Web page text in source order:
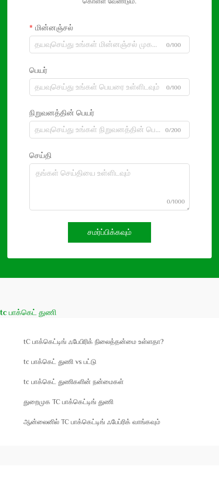
மின்னஞ்சல்
0/100
பெயர்
0/100
நிறுவனத்தின் பெயர்
0/200
செய்தி
0/1000
சமர்ப்பிக்கவும்
tc பாக்கெட் துணி
tC பாக்கெட்டிங் ஃபேபிரிக் நிலைத்தன்மை உள்ளதா?
tc பாக்கெட் துணி vs பட்டு
tc பாக்கெட் துணிகளின் நன்மைகள்
துறைமுக TC பாக்கெட்டிங் துணி
ஆன்லைனில் TC பாக்கெட்டிங் ஃபேப்ரிக் வாங்கவும்